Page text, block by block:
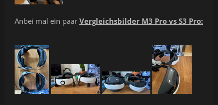
Anbei mal ein paar Vergleichsbilder M3 Pro vs S3 Pro: